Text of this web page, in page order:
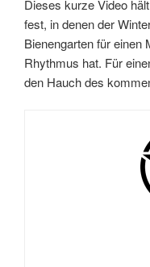
Dieses kurze Video
fest, in denen der
Bienengarten für einen
Rhythmus hat. Für
den Hauch des